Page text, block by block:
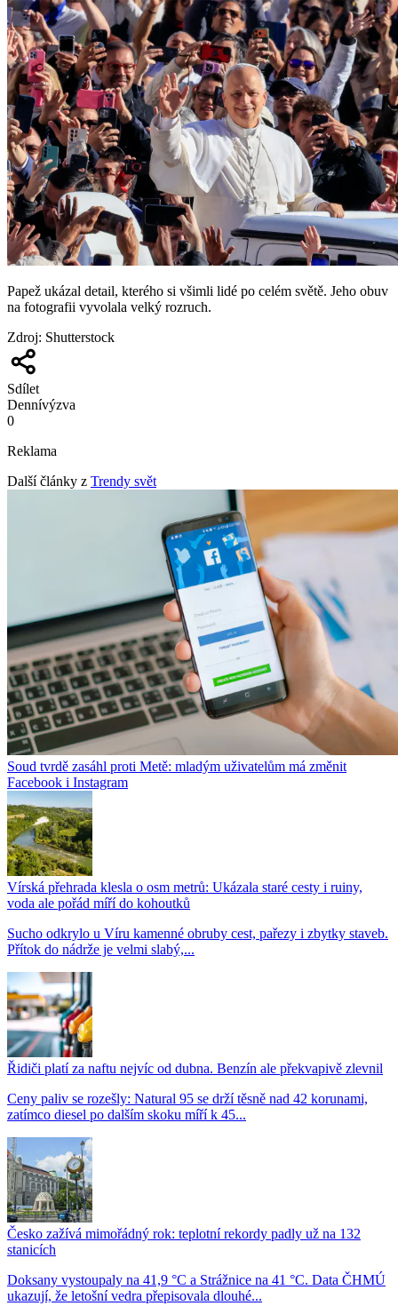
Papež ukázal detail, kterého si všimli lidé po celém světě. Jeho obuv
na fotografii vyvolala velký rozruch.
Zdroj: Shutterstock
Sdílet
Dennívýzva
0
Reklama
Další články z Trendy svět
Soud tvrdě zasáhl proti Metě: mladým uživatelům má změnit
Facebook i Instagram
Vírská přehrada klesla o osm metrů: Ukázala staré cesty i ruiny,
voda ale pořád míří do kohoutků
Sucho odkrylo u Víru kamenné obruby cest, pařezy i zbytky staveb.
Přítok do nádrže je velmi slabý,...
Řidiči platí za naftu nejvíc od dubna. Benzín ale překvapivě zlevnil
Ceny paliv se rozešly: Natural 95 se drží těsně nad 42 korunami,
zatímco diesel po dalším skoku míří k 45...
Česko zažívá mimořádný rok: teplotní rekordy padly už na 132
stanicích
Doksany vystoupaly na 41,9 °C a Strážnice na 41 °C. Data ČHMÚ
ukazují, že letošní vedra přepisovala dlouhé...